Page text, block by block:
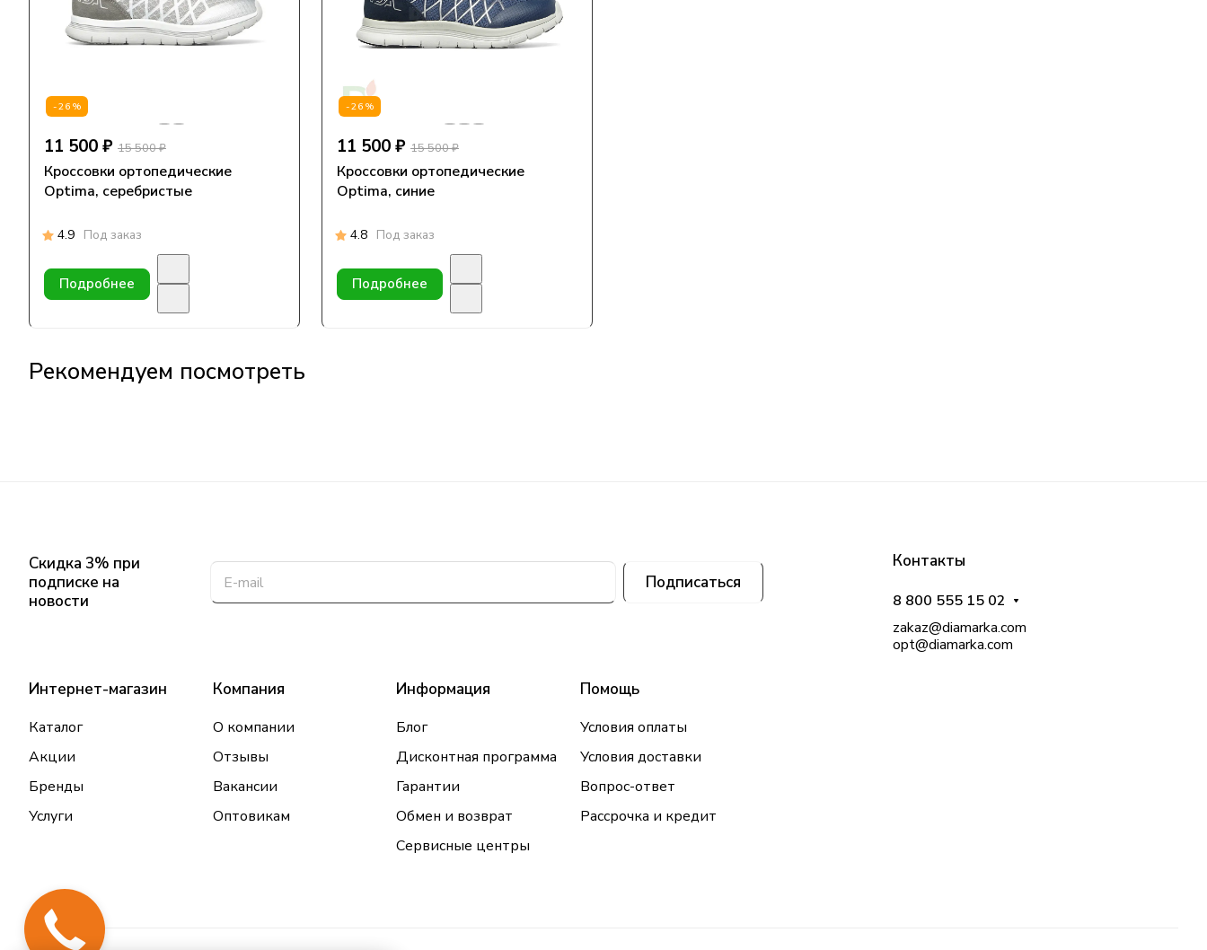
-26%
11 500 ₽ 15 500 ₽
Кроссовки ортопедические
Optima, серебристые
4.9 Под заказ
Подробнее
-26%
11 500 ₽ 15 500 ₽
Кроссовки ортопедические
Optima, синие
4.8 Под заказ
Подробнее
Рекомендуем посмотреть
Скидка 3% при
подписке на
новости
Подписаться
Интернет-магазин
Каталог
Акции
Бренды
Услуги
Компания
О компании
Отзывы
Вакансии
Оптовикам
Информация
Блог
Дисконтная программа
Гарантии
Обмен и возврат
Сервисные центры
Помощь
Условия оплаты
Условия доставки
Вопрос-ответ
Рассрочка и кредит
Контакты
8 800 555 15 02
zakaz@diamarka.com
opt@diamarka.com
Закажи
звонок